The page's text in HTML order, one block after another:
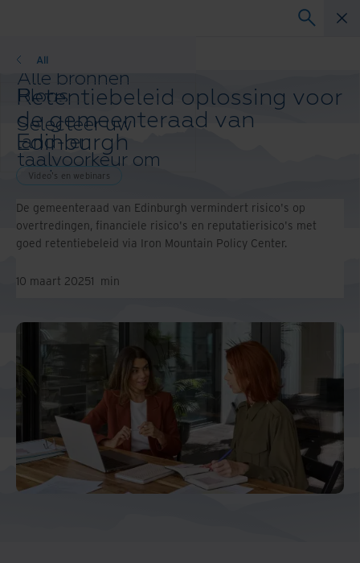
Alle bronnen
Blogs
Klantcases
Oplossingsgidsen
Webinars
Whitepapers
All
Selecteer uw
land- en
taalvoorkeur om
uw browse-
verbeteren.
Voorkeursland & -
taal:
Europe and Southern Africa
Middle East North Africa And
Turkey
North America
Video's en webinars
Retentiebeleid oplossing voor
de gemeenteraad van
Edinburgh
Video's en webinars
De gemeenteraad van Edinburgh vermindert risico's op
overtredingen, financiele risico's en reputatierisico's met
goed retentiebeleid via Iron Mountain Policy Center.
10 maart 20251 min